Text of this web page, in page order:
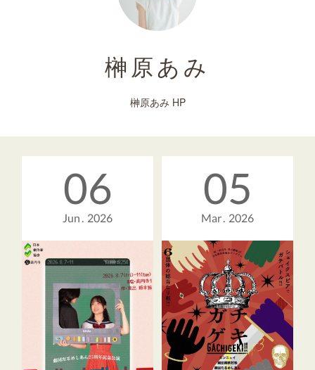
榊原あみ
榊原あみ HP
06
Jun 2026
05
Mar 2026